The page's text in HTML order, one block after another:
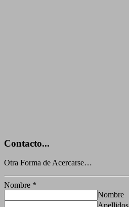
Contacto...
Otra Forma de Acercarse…
Nombre *
Nombre